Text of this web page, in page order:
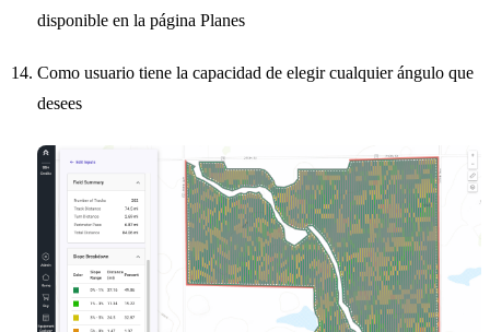
disponible en la página Planes
Como usuario tiene la capacidad de elegir cualquier ángulo que
desees